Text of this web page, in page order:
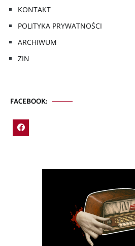
KONTAKT
POLITYKA PRYWATNOŚCI
ARCHIWUM
ZIN
FACEBOOK: